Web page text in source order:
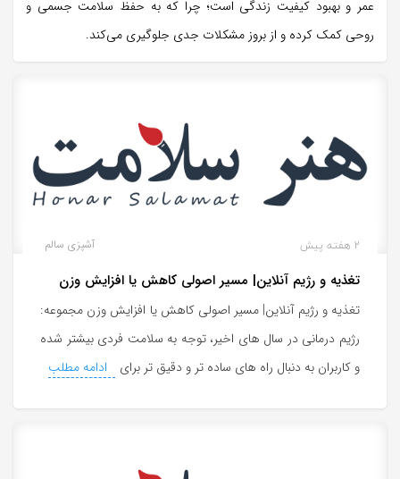
عمر و بهبود کیفیت زندگی است؛ چرا که به حفظ سلامت جسمی و
روحی کمک کرده و از بروز مشکلات جدی جلوگیری می‌کند.
آشپزی سالم 2 هفته پیش
تغذیه و رژیم آنلاین| مسیر اصولی کاهش یا افزایش وزن
تغذیه و رژیم آنلاین| مسیر اصولی کاهش یا افزایش وزن مجموعه:
رژیم درمانی در سال های اخیر، توجه به سلامت فردی بیشتر شده
و کاربران به دنبال راه های ساده تر و دقیق تر برای
ادامه مطلب